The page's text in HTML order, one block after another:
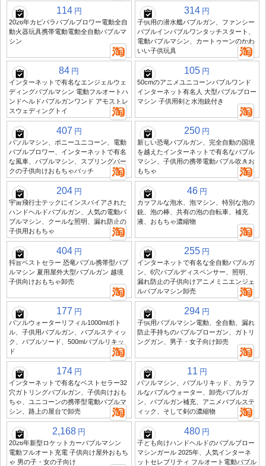
114 円
2026年カピバラバブルブロワー電動全自
動火器玩具携帯電動電動全自動バブルマ
シン
314 円
子供用の潜水艦バブルガン、ファンシー
バブルインバブルワンタッチスタート、
電動バブルマシン、カートゥーンのかわ
いい子供玩具
84 円
インターネットで有名なエンジェルウェ
ディングバブルマシン 電動フルオートハ
ンドヘルドバブルガンワンド アモストレ
スウェディングトイ
105 円
50cmのアニメユニコーンバブルワンド
インターネット有名人 大型バブルブロー
マシン 子供用剣と水泡銃付き
407 円
バブルマシン、ポニーユニコーン、電動
バブルブロワー、インターネットで有名
な風車、バブルマシン、スプリングパー
クの子供向けおもちゃバッチ
250 円
新しい恐竜バブルガン、完全自動の国境
を越えたインターネットで有名なバブル
マシン、子供用の携帯電動バブル吹きお
もちゃ
204 円
宇宙飛行士テックにインスパイアされた
ハンドヘルドバブルガン、人気の電動バ
ブルマシン、クールな照明、漏れ防止の
子供用おもちゃ
46 円
カラフルな泡水、泡マシン、特別な泡の
銃、泡の棒、共有の泡の自転車、補充
液、おもちゃ濃縮物
404 円
抖音ベストセラー 恐竜バブル携帯型バブ
ルマシン 夏用屋外大型バブルガン 越境
子供向けおもちゃ卸売
255 円
インターネットで有名な全自動バブルガ
ン、6穴バブルディスペンサー、照明、
漏れ防止の子供向けアニメミニエンジェ
ルバブルマシン卸売
177 円
バブルウォーターリフィル1000mlボト
ル、子供用バブルガン、バブルスティッ
ク、バブルソード、500mlバブルリキッ
ド
294 円
子供用バブルマシン電動、全自動、漏れ
防止手持ちのバブルブローガン、ガトリ
ングガン、男子・女子向け卸売
174 円
インターネットで有名なベストセラー32
穴ガトリングバブルガン、子供向けおも
ちゃ、ユニコーンの携帯型電動バブルマ
シン、路上の屋台で卸売
11 円
バブルマシン、バブルリキッド、カラフ
ルなバブルウォーター、卸売バブルガ
ン、バブルガン補充、アニメバブルステ
ィック、そして剣の濃縮物
2,168 円
2026年新型ロケットカーバブルマシン
電動フルオート充電 子供向け屋外おもち
ゃ 男の子・女の子向け
480 円
子ども向けハンドヘルドのバブルブロー
マシンガール 2025年、人気インターネ
ットセレブリティ フルオート電動バブル